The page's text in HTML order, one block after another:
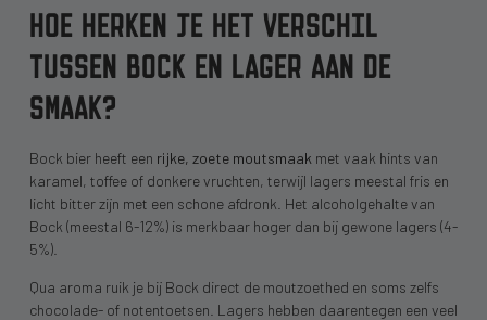
HOE HERKEN JE HET VERSCHIL
TUSSEN BOCK EN LAGER AAN DE
SMAAK?
Bock bier heeft een rijke, zoete moutsmaak met vaak hints van
karamel, toffee of donkere vruchten, terwijl lagers meestal fris en
licht bitter zijn met een schone afdronk. Het alcoholgehalte van
Bock (meestal 6-12%) is merkbaar hoger dan bij gewone lagers (4-
5%).
Qua aroma ruik je bij Bock direct de moutzoethed en soms zelfs
chocolade- of notentoetsen. Lagers hebben daarentegen een veel